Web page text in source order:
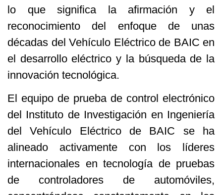
lo que significa la afirmación y el
reconocimiento del enfoque de unas
décadas del Vehículo Eléctrico de BAIC en
el desarrollo eléctrico y la búsqueda de la
innovación tecnológica.
El equipo de prueba de control electrónico
del Instituto de Investigación en Ingeniería
del Vehículo Eléctrico de BAIC se ha
alineado activamente con los líderes
internacionales en tecnología de pruebas
de controladores de automóviles,